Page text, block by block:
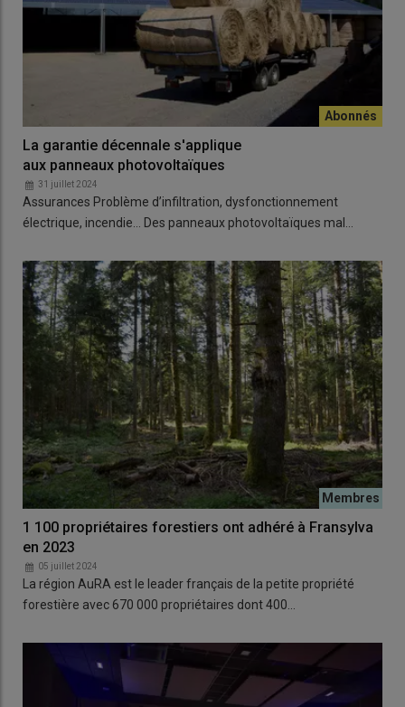
La garantie décennale s'applique
aux panneaux photovoltaïques
31 juillet 2024
Assurances Problème d’infiltration, dysfonctionnement
électrique, incendie… Des panneaux photovoltaïques mal…
1 100 propriétaires forestiers ont adhéré à Fransylva
en 2023
05 juillet 2024
La région AuRA est le leader français de la petite propriété
forestière avec 670 000 propriétaires dont 400…